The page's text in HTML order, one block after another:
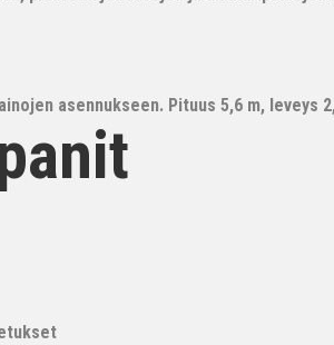
asennukseen. Pituus 5,6 m, leveys